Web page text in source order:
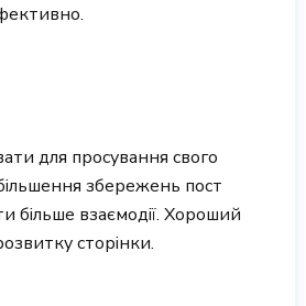
для просування свого
збережень пост
більше взаємодії. Хороший
сторінки.